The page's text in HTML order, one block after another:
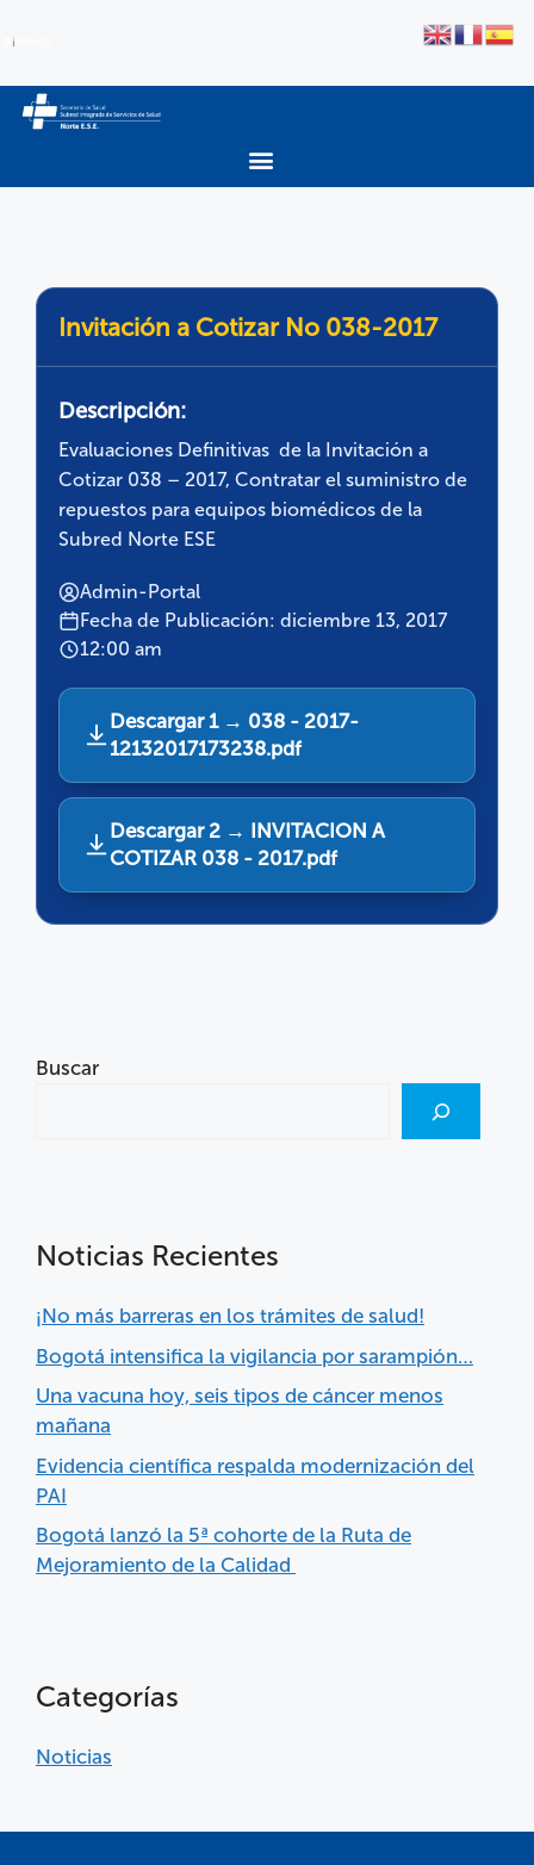
Invitación a Cotizar No 038-2017
Descripción:
Evaluaciones Definitivas de la Invitación a
Cotizar 038 – 2017, Contratar el suministro de
repuestos para equipos biomédicos de la
Subred Norte ESE
Admin-Portal
Fecha de Publicación: diciembre 13, 2017
12:00 am
Descargar 1 → 038 - 2017-
12132017173238.pdf
Descargar 2 → INVITACION A
COTIZAR 038 - 2017.pdf
Buscar
Noticias Recientes
¡No más barreras en los trámites de salud!
Bogotá intensifica la vigilancia por sarampión…
Una vacuna hoy, seis tipos de cáncer menos
mañana
Evidencia científica respalda modernización del
PAI
Bogotá lanzó la 5ª cohorte de la Ruta de
Mejoramiento de la Calidad
Categorías
Noticias